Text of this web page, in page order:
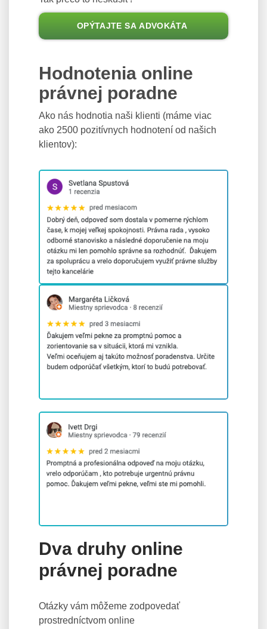
OPÝTAJTE SA ADVOKÁTA
Hodnotenia online
právnej poradne
Ako nás hodnotia naši klienti (máme viac
ako 2500 pozitívnych hodnotení od našich
klientov):
Dva druhy online
právnej poradne
Otázky vám môžeme zodpovedať
prostredníctvom online